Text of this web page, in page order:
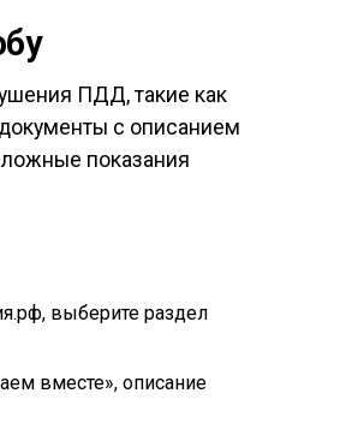
ПДД, такие как
с описанием
ложные показания
выберите раздел
вместе», описание